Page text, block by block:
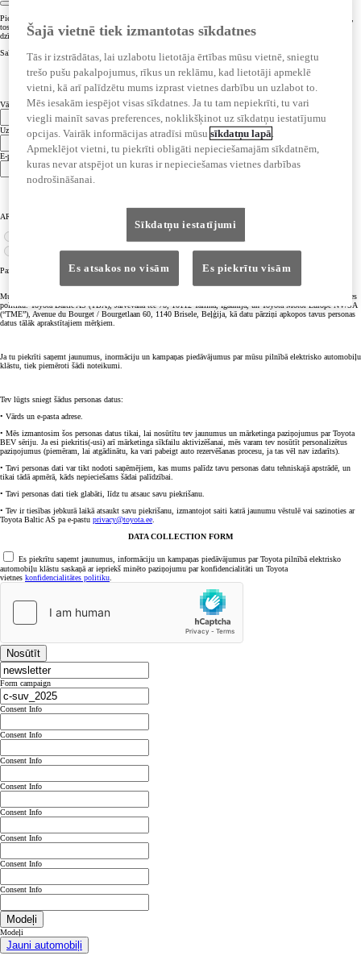
Piesakoties jaunumiem, tu iegūsi piekļuvi mūsu pilnībā elektriskā automobiļu klāsta ekskluzīvajam saturam,
tostarp jaunākajām ziņām un kampaņu piedāvājumiem, kā arī ieteikumus par pāreju uz pilnībā elektrisku
dzīvesveidu.
Salutation
Mr.
Mrs.
Ms.
Vārds
Uzvārds
E-pasta adrese
ARE YOU LOOKING TO DRIVE A TOYOTA BEV FOR PERSONAL OR BUSINESS USE?
Paziņojums par konfidencialitāti un piekrišanas pieprasījums
Mums ir nepieciešama tava piekrišana mārketinga paziņojumu saņemšanai saskaņā ar Toyota konfidencialitātes
politiku. Toyota Baltic AS (TBA), Järvevana tee 7b, 10112 Tallina, Igaunija, un Toyota Motor Europe NV/SA
(“TME”), Avenue du Bourget / Bourgetlaan 60, 1140 Brisele, Beļģija, kā datu pārziņi apkopos tavus personas
datus tālāk aprakstītajiem mērķiem.
Ja tu piekrīti saņemt jaunumus, inormāciju un kampaņas piedāvājumus par mūsu pilnībā elektrisko automobiļu
klāstu, tiek piemēroti šādi noteikumi.
Tev lūgts sniegt šādus personas datus:
• Vārds un e-pasta adrese.
• Mēs izmantosim šos personas datus tikai, lai nosūtītu tev jaunumus un mārketinga paziņojumus par Toyota
BEV sēriju. Ja esi piekritis(-usi) arī mārketinga sīkfailu aktivizēšanai, mēs varam tev nosūtīt personalizētus
paziņojumus (piemēram, lai atgādinātu, ka vari pabeigt auto rezervēšanas procesu, ja tas vēl nav izdarīts).
• Tavi personas dati var tikt nodoti saņēmējiem, kas mums palīdz tavu personas datu tehniskajā apstrādē, un
tikai tādā apmērā, kāds nepieciešams šādai palīdzībai.
• Tavi personas dati tiek glabāti, līdz tu atsauc savu piekrišanu.
• Tev ir tiesības jebkurā laikā atsaukt savu piekrišanu, izmantojot saiti katrā jaunumu vēstulē vai sazinoties ar
Toyota Baltic AS pa e-pastu privacy@toyota.ee
DATA COLLECTION FORM
Es piekrītu saņemt jaunumus, informāciju un kampaņas piedāvājumus par Toyota pilnībā elektrisko
automobiļu klāstu saskaņā ar iepriekš minēto paziņojumu par konfidencialitāti un Toyota
vietnes konfidencialitātes politiku
Nosūtīt
Form campaign
Consent Info
Consent Info
Consent Info
Consent Info
Consent Info
Consent Info
Consent Info
Consent Info
Modeļi
Modeļi
Jauni automobiļi
Šajā vietnē tiek izmantotas sīkdatnes
Tās ir izstrādātas, lai uzlabotu lietotāja ērtības mūsu vietnē, sniegtu
trešo pušu pakalpojumus, rīkus un reklāmu, kad lietotāji apmeklē
vietni, kā arī palīdzētu mums izprast vietnes darbību un uzlabot to.
Mēs iesakām iespējot visas sīkdatnes. Ja tu tam nepiekrīti, tu vari
viegli mainīt savas preferences, noklikšķinot uz sīkdatņu iestatījumu
opcijas. Vairāk informācijas atradīsi mūsusīkdatņu lapā
Apmeklējot vietni, tu piekrīti obligāti nepieciešamajām sīkdatnēm,
kuras nevar atspējot un kuras ir nepieciešamas vietnes darbības
nodrošināšanai.
Sīkdatņu iestatījumi
Es atsakos no visām Es piekrītu visām